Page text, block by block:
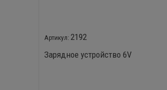
2192
Зарядное устройство 6V